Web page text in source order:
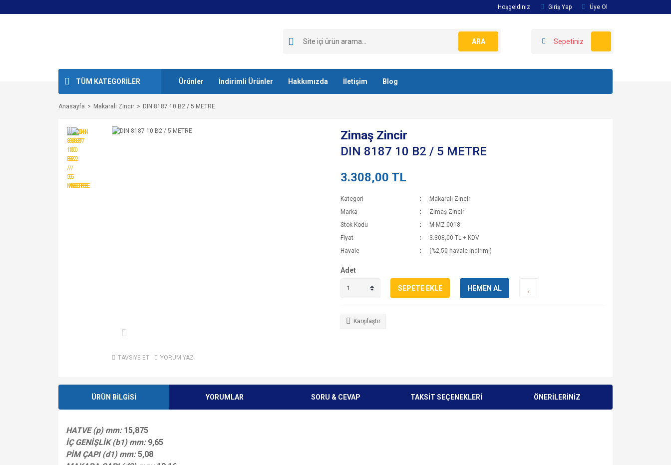
Hoşgeldiniz Giriş Yap Üye Ol
ARA Sepetiniz
TÜM KATEGORİLER Ürünler İndirimli Ürünler Hakkımızda İletişim Blog
Anasayfa Makaralı Zincir DIN 8187 10 B2 / 5 METRE
TAVSİYE ET YORUM YAZ
Zimaş Zincir
DIN 8187 10 B2 / 5 METRE
3.308,00 TL
Kategori
Makaralı Zincir
Marka
Zimaş Zincir
Stok Kodu
M MZ 0018
Fiyat
3.308,00 TL + KDV
Havale
(%2,50 havale indirimi)
Adet
SEPETE EKLE HEMEN AL
Karşılaştır
ÜRÜN BİLGİSİ YORUMLAR SORU & CEVAP TAKSİT SEÇENEKLERİ ÖNERİLERİNİZ
HATVE (p) mm:15,875
İÇ GENİŞLİK (b1) mm:9,65
PİM ÇAPI (d1) mm:5,08